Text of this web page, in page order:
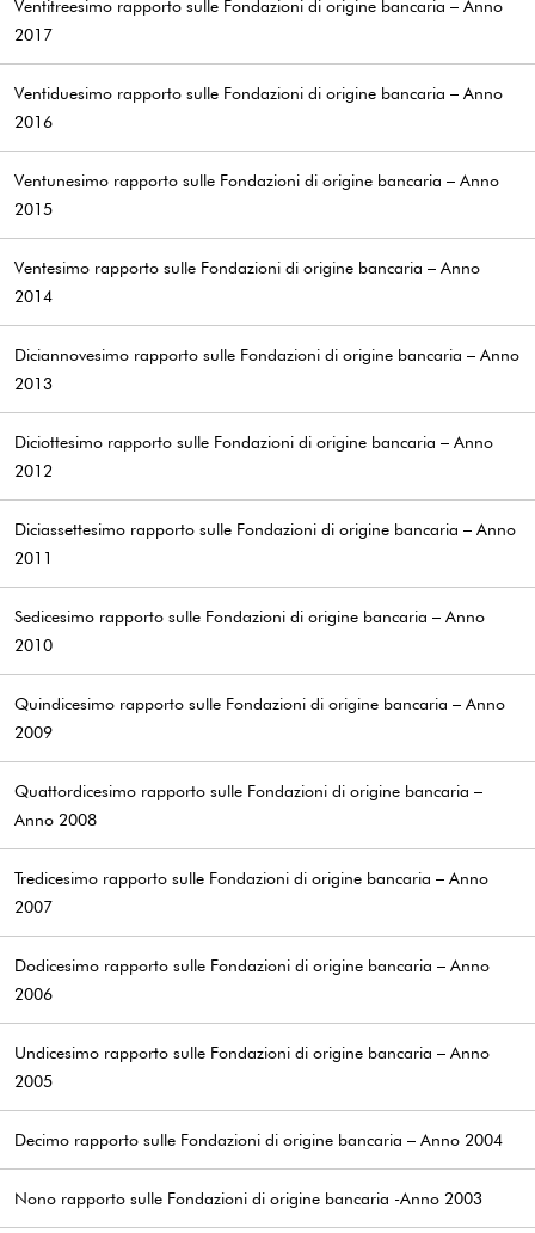
Ventitreesimo rapporto sulle Fondazioni di origine bancaria – Anno
2017
Ventiduesimo rapporto sulle Fondazioni di origine bancaria – Anno
2016
Ventunesimo rapporto sulle Fondazioni di origine bancaria – Anno
2015
Ventesimo rapporto sulle Fondazioni di origine bancaria – Anno
2014
Diciannovesimo rapporto sulle Fondazioni di origine bancaria – Anno
2013
Diciottesimo rapporto sulle Fondazioni di origine bancaria – Anno
2012
Diciassettesimo rapporto sulle Fondazioni di origine bancaria – Anno
2011
Sedicesimo rapporto sulle Fondazioni di origine bancaria – Anno
2010
Quindicesimo rapporto sulle Fondazioni di origine bancaria – Anno
2009
Quattordicesimo rapporto sulle Fondazioni di origine bancaria –
Anno 2008
Tredicesimo rapporto sulle Fondazioni di origine bancaria – Anno
2007
Dodicesimo rapporto sulle Fondazioni di origine bancaria – Anno
2006
Undicesimo rapporto sulle Fondazioni di origine bancaria – Anno
2005
Decimo rapporto sulle Fondazioni di origine bancaria – Anno 2004
Nono rapporto sulle Fondazioni di origine bancaria -Anno 2003